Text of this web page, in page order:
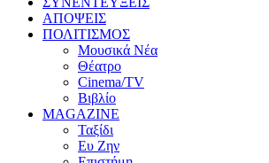
ΑΠΟΨΕΙΣ
ΠΟΛΙΤΙΣΜΟΣ
Μουσικά Νέα
Θέατρο
Cinema/TV
Βιβλίο
MAGAZINE
Ταξίδι
Ευ Ζην